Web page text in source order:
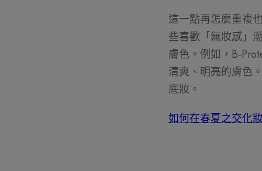
這一點再怎麼重複
些喜歡「無妝感」
膚色。例如，B-
清爽、明亮的膚色
底妝。
如何在春夏之交化